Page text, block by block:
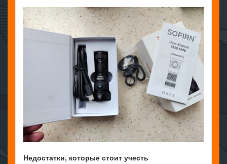
Недостатки, которые стоит учесть